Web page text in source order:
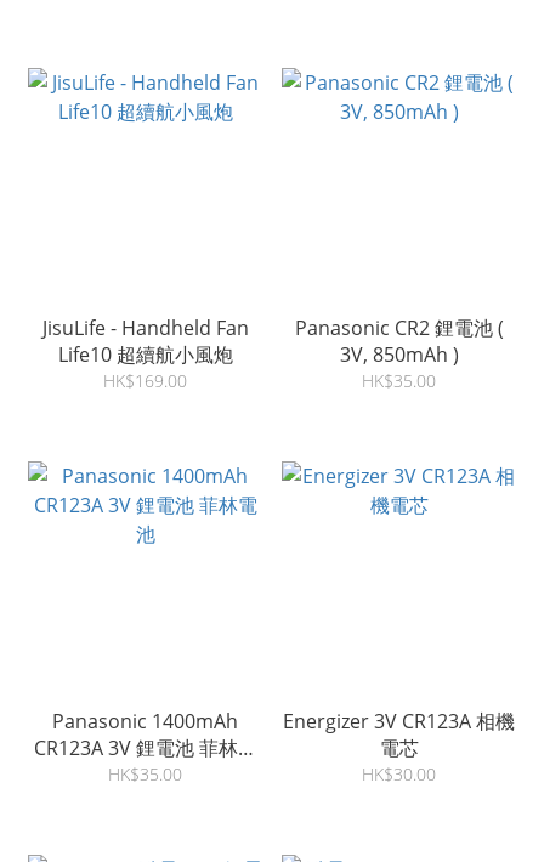
JisuLife - Handheld Fan
Life10 超續航小風炮
HK$169.00
Panasonic CR2 鋰電池 (
3V, 850mAh )
HK$35.00
Panasonic 1400mAh
CR123A 3V 鋰電池 菲林電
池
HK$35.00
Energizer 3V CR123A 相機
電芯
HK$30.00